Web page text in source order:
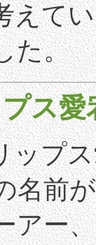
えて
た。
ス愛
ップ
名前
アー